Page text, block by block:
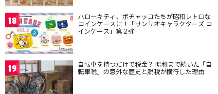
18 ハローキティ、ポチャッコたちが昭和レトロな
コインケースに！「サンリオキャラクターズ コ
インケース」第２弾
19 自転車を持つだけで税金？ 昭和まで続いた「自
転車税」の意外な歴史と脱税が横行した理由